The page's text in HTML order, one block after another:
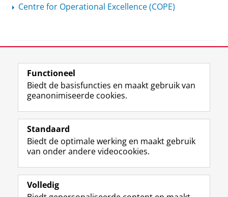
Centre for Operational Excellence (COPE)
View this page in:English
Volg de RUG
F
a
e
b
o
p
L
i
k
e
I
-
R
S
-
f
e
R
I
n
t
r
m
Y
o
T
e
k
Studiekiezers
Alumni
Functioneel
Biedt de basisfuncties en maakt gebruik van
geanonimiseerde cookies.
Standaard
Biedt de optimale werking en maakt gebruik
van onder andere videocookies.
Volledig